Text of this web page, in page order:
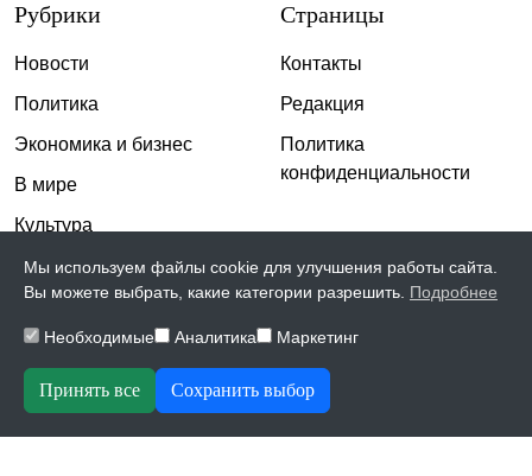
Рубрики
Новости
Политика
Экономика и бизнес
В мире
Культура
Спорт
Происшествия
Скандалы
Страницы
Контакты
Редакция
Политика
конфиденциальности
Мы используем файлы cookie для улучшения работы сайта.
Вы можете выбрать, какие категории разрешить. Подробнее
Необходимые Аналитика Маркетинг
Принять все Сохранить выбор